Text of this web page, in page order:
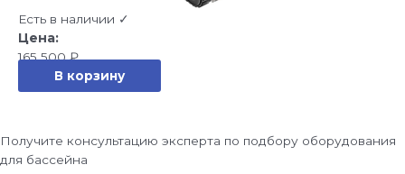
Есть в наличии ✓
165 500₽
В корзину
Получите консультацию эксперта по подбору оборудования
для бассейна